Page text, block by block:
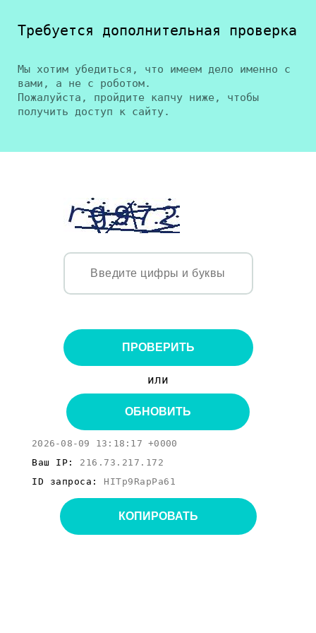
Требуется дополнительная проверка
Мы хотим убедиться, что имеем дело именно с
вами, а не с роботом.
Пожалуйста, пройдите капчу ниже, чтобы
получить доступ к сайту.
ПРОВЕРИТЬ
или
ОБНОВИТЬ
2026-08-09 13:18:17 +0000
Ваш IP: 216.73.217.172
ID запроса: HITp9RapPa61
КОПИРОВАТЬ